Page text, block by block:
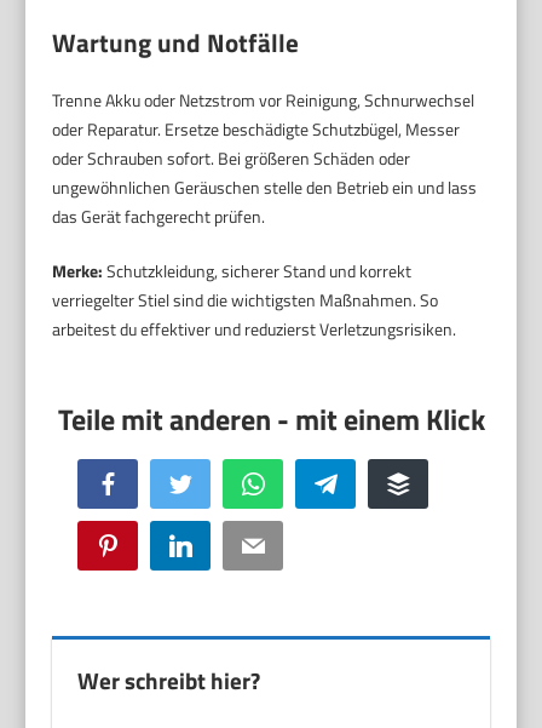
Wartung und Notfälle
Trenne Akku oder Netzstrom vor Reinigung, Schnurwechsel
oder Reparatur. Ersetze beschädigte Schutzbügel, Messer
oder Schrauben sofort. Bei größeren Schäden oder
ungewöhnlichen Geräuschen stelle den Betrieb ein und lass
das Gerät fachgerecht prüfen.
Merke:Schutzkleidung, sicherer Stand und korrekt
verriegelter Stiel sind die wichtigsten Maßnahmen. So
arbeitest du effektiver und reduzierst Verletzungsrisiken.
Facebook Twitter WhatsApp Telegram Buffer
Pinterest LinkedIn Email
Wer schreibt hier?